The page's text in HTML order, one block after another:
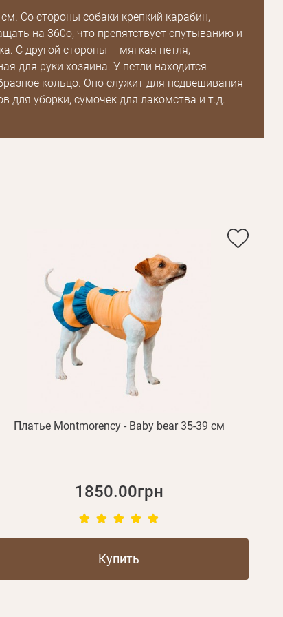
Со стороны собаки крепкий карабин,
на 360о, что препятствует спутыванию и
С другой стороны – мягкая петля,
для руки хозяина. У петли находится
кольцо. Оно служит для подвешивания
для уборки, сумочек для лакомства и т.д.
Платье Montmorency - Baby bear 35-39 см
1850.00грн
Купить